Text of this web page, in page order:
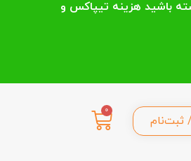
ثبت‌نام
0
نظر داشته باشید هزینه تیپاکس و